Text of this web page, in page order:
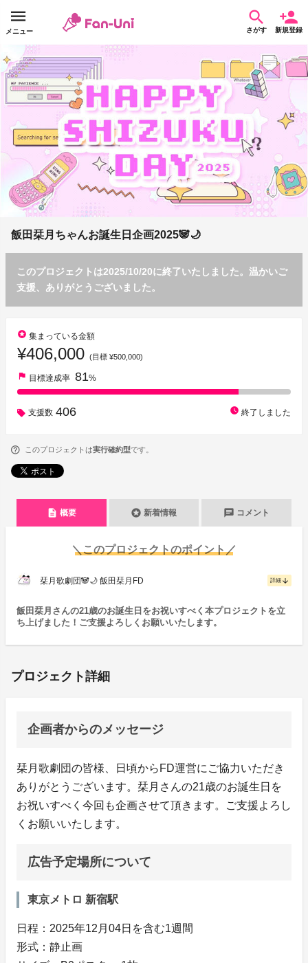
メニュー さがす 新規登録
飯田栞月ちゃんお誕生日企画2025🐼🌙
このプロジェクトは2025/10/20に終了いたしました。温かいご
支援、ありがとうございました。
stars 集まっている金額
¥406,000 (目標 ¥500,000)
flag 目標達成率 81%
支援数 406 watch_later 終了しました
このプロジェクトは実行確約型です。
description 概要 stars 新着情報 chat コメント
＼このプロジェクトのポイント／
栞月歌劇団🐼🌙 飯田栞月FD 詳細 arrow_downward
飯田栞月さんの21歳のお誕生日をお祝いすべく本プロジェクトを立
ち上げました！ご支援よろしくお願いいたします。
プロジェクト詳細
企画者からのメッセージ
栞月歌劇団の皆様、日頃からFD運営にご協力いただき
ありがとうございます。栞月さんの21歳のお誕生日を
お祝いすべく今回も企画させて頂きます。ご支援よろし
くお願いいたします。
広告予定場所について
東京メトロ 新宿駅
日程：2025年12月04日を含む1週間
形式：静止画